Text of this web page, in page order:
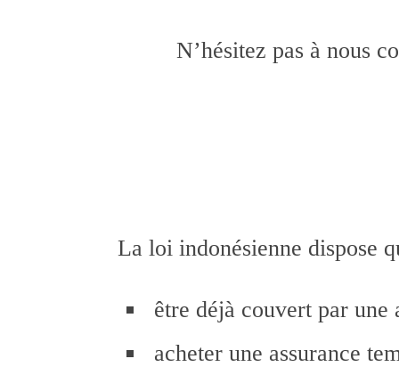
N’hésitez pas à nous
La loi indonésienne dispose
être déjà couvert par une
acheter une assurance